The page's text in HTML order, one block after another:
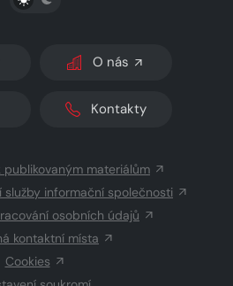
O nás
Kontakty
materiálům
služby informační společnosti
osobních údajů
kontaktní místa
Cookies